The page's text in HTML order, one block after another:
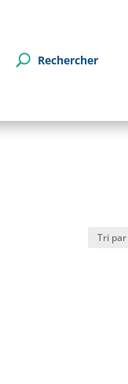
Rechercher